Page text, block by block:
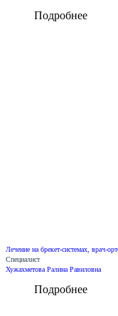
Подробнее
Лечение на брекет-системах, врач-
Специалист
Хужахметова Ралина Равиловна
Подробнее